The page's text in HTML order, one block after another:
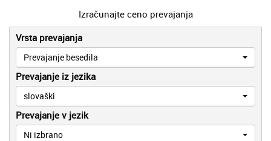
Izračunajte ceno prevajanja
Vrsta prevajanja
Prevajanje besedila
Prevajanje iz jezika
slovaški
Prevajanje v jezik
Ni izbrano